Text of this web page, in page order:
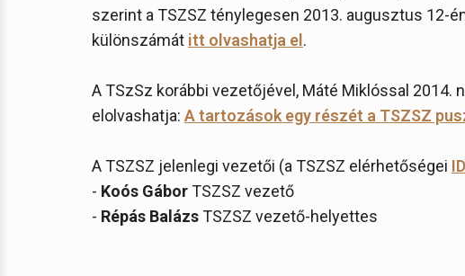
szerint a TSZSZ ténylegesen 2013. augusztus 12-
különszámát itt olvashatja el .
A TSzSz korábbi vezetőjével, Máté Miklóssal
elolvashatja: A tartozások egy részét a TSZSZ
A TSZSZ jelenlegi vezetői (a TSZSZ elérhetőségei
- Koós GáborTSZSZ vezető
- Répás BalázsTSZSZ vezető-helyettes